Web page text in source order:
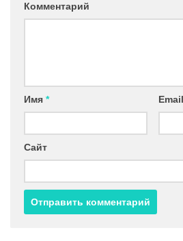
Комментарий
Имя * Email
Сайт